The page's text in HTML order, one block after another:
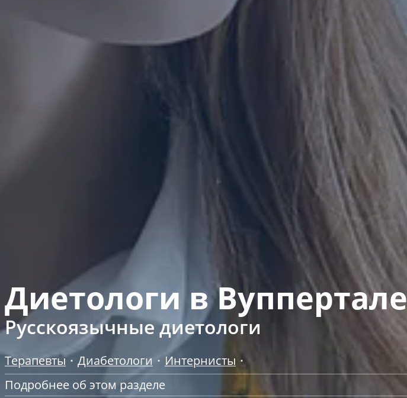
Диетологи в Вуппертале
Русскоязычные диетологи
Терапевты Диабетологи
Интернисты
Подробнее об этом разделе